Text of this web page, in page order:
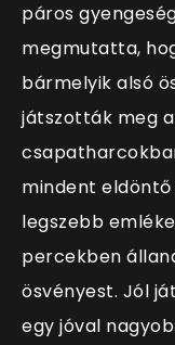
páros
megmutatta,
bármelyik alsó
játszották meg
mindent
legszebb
percekben
ösvényest. Jól
egy jóval